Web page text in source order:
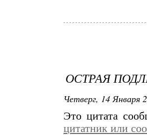
ОСТРАЯ
Четверг, 14 Января
Это цитата
цитатник или